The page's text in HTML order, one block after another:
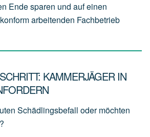
Ende sparen und auf einen
arbeitenden Fachbetrieb
KAMMERJÄGER IN
Schädlingsbefall oder möchten